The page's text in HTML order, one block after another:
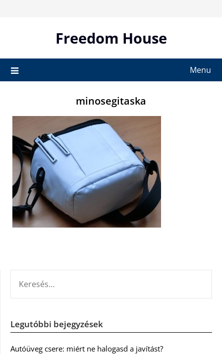
Freedom House
Menu
minosegitaska
Legutóbbi bejegyzések
Autóüveg csere: miért ne halogasd a javítást?